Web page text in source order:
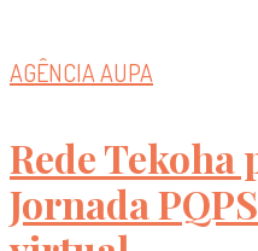
AGÊNCIA AUPA
Rede Tekoha
Jornada